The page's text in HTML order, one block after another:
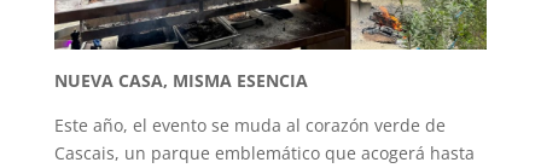
NUEVA CASA, MISMA ESENCIA
Este año, el evento se muda al corazón verde de
Cascais, un parque emblemático que acogerá hasta